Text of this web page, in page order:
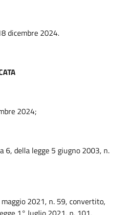
dicembre 2024.
2024;
6, della legge 5 giugno 2003, n.
2021, n. 59, convertito,